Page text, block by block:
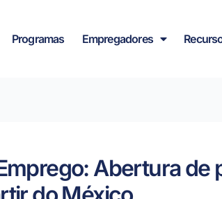
Programas Empregadores
Abertura de